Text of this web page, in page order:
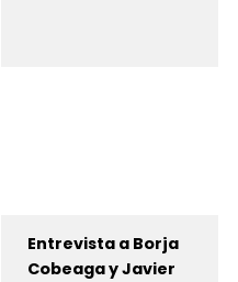
Entrevista a Borja
Cobeaga y Javier